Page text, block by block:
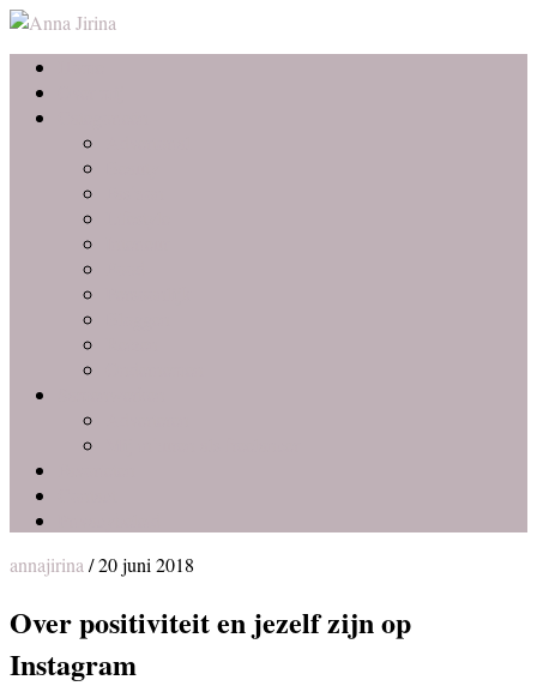
annajirina /20 juni 2018
Over positiviteit en jezelf zijn op
Instagram